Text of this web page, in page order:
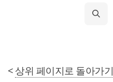
<상위 페이지로 돌아가기